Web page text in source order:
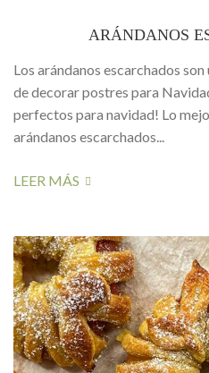
ARÁNDANOS
Los arándanos escarchados
de decorar postres para
perfectos para navidad! Lo
arándanos escarchados...
LEER MÁS